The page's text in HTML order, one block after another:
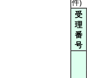
件)
受
理
番
号